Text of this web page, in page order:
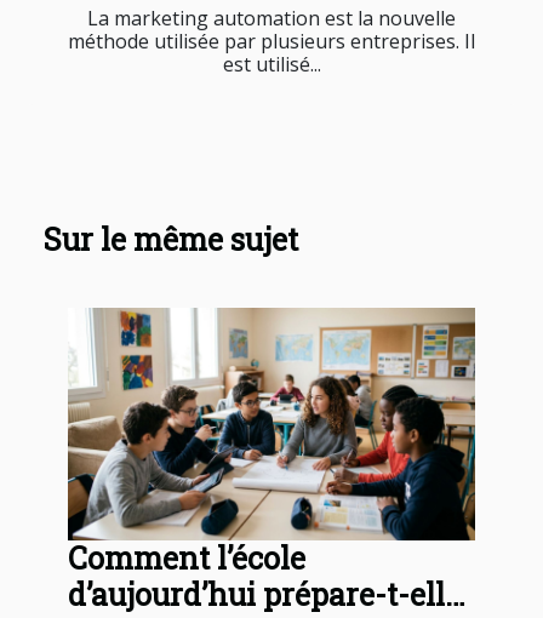
La marketing automation est la nouvelle
méthode utilisée par plusieurs entreprises. Il
est utilisé...
Sur le même sujet
Comment l’école
d’aujourd’hui prépare-t-elle